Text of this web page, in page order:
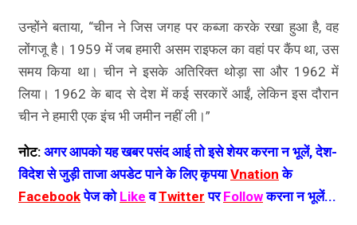
उन्होंने बताया, “चीन ने जिस जगह पर कब्जा करके रखा हुआ है, वह
लोंगजू है। 1959 में जब हमारी असम राइफल का वहां पर कैंप था, उस
समय किया था। चीन ने इसके अतिरिक्त थोड़ा सा और 1962 में
लिया। 1962 के बाद से देश में कई सरकारें आईं, लेकिन इस दौरान
चीन ने हमारी एक इंच भी जमीन नहीं ली।”
नोट: अगर आपको यह खबर पसंद आई तो इसे शेयर करना न भूलें, देश-
विदेश से जुड़ी ताजा अपडेट पाने के लिए कृपयाVnation के
Facebookपेज को Like वTwitter परFollowकरना न भूलें...